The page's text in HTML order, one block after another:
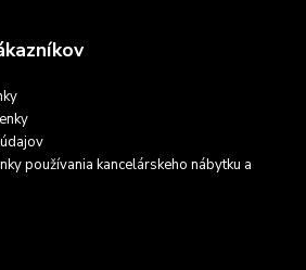
používania kancelárskeho nábytku a